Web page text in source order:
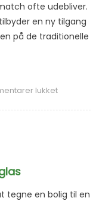
ofte udebliver.
en ny tilgang
på de traditionelle
lukket
tegne en bolig til en